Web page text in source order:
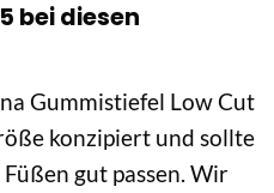
bei diesen
Gummistiefel Low Cut
konzipiert und sollte
gut passen. Wir